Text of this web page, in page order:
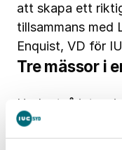
att skapa ett
tillsammans med
Enquist, VD för
Tre mässor i
Under två
Underhållsteknik